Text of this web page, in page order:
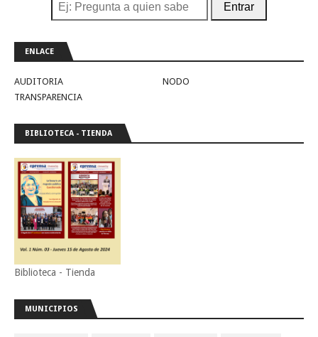
Entrar
ENLACE
AUDITORIA
NODO
TRANSPARENCIA
BIBLIOTECA - TIENDA
Biblioteca - Tienda
MUNICIPIOS